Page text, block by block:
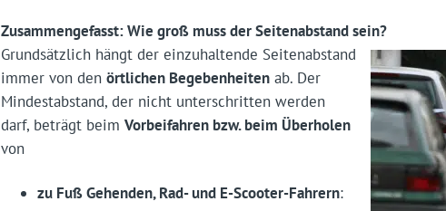
Zusammengefasst: Wie groß muss der Seitenabstand sein?
Grundsätzlich hängt der einzuhaltende Seitenabstand
immer von den örtlichen Begebenheitenab. Der
Mindestabstand, der nicht unterschritten werden
darf, beträgt beim Vorbeifahren bzw. beim Überholen
von
zu Fuß Gehenden, Rad- und E-Scooter-Fahrern: